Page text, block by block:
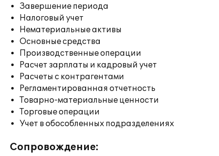
Завершение периода
Налоговый учет
Нематериальные активы
Основные средства
Производственные операции
Расчет зарплаты и кадровый учет
Расчеты с контрагентами
Регламентированная отчетность
Товарно-материальные ценности
Торговые операции
Учет в обособленных подразделениях
Сопровождение: